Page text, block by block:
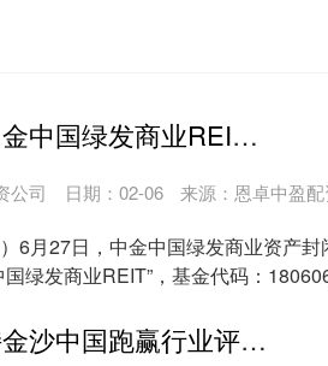
黑龙江股票配资官网 中金中国绿发商业REIT在深交所上市
日期：02-06 来源：恩卓中盈配
公司
6月27日，中金中国绿发商业资产封
绿发商业REIT”，基金代码：
策略宝平台 中金：维持金沙中国跑赢行业评级 目标价23.80港元